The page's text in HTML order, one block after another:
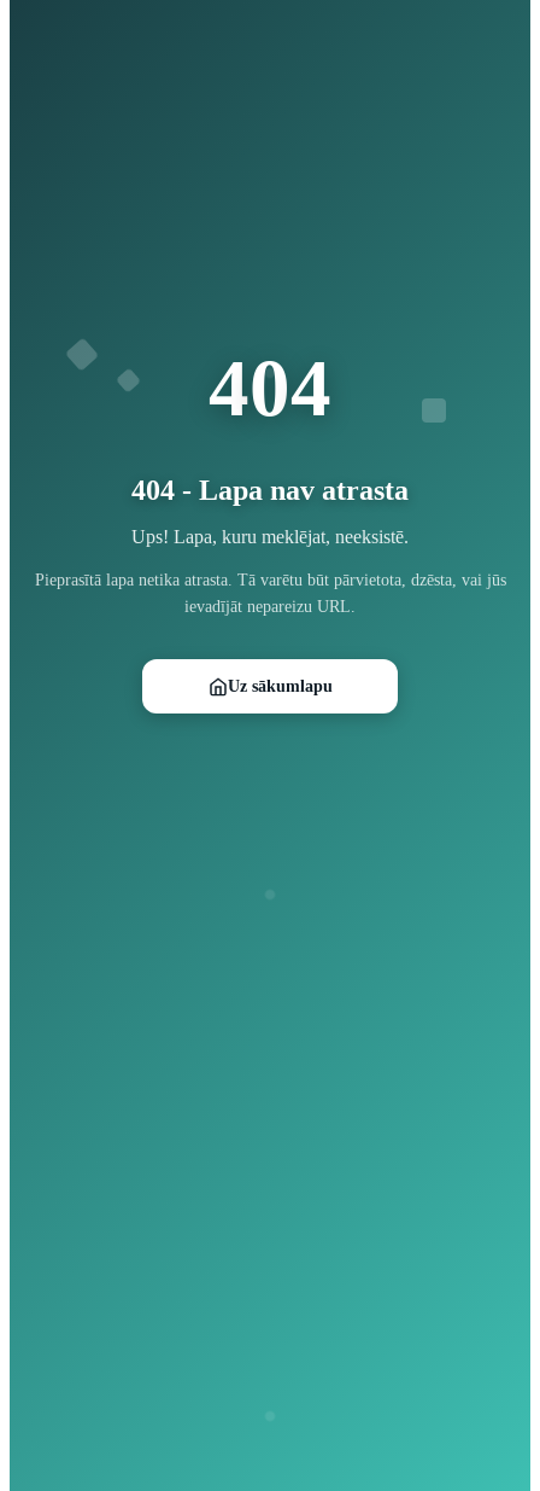
404
404 - Lapa nav atrasta
Ups! Lapa, kuru meklējat, neeksistē.
Pieprasītā lapa netika atrasta. Tā varētu būt pārvietota, dzēsta, vai jūs
ievadījāt nepareizu URL.
Uz sākumlapu